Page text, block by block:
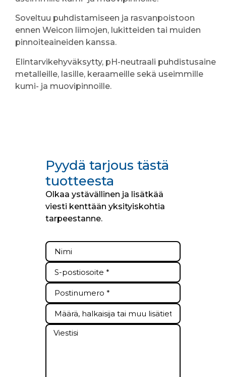
Soveltuu puhdistamiseen ja rasvanpoistoon
ennen Weicon liimojen, lukitteiden tai muiden
pinnoiteaineiden kanssa.
Elintarvikehyväksytty, pH-neutraali puhdistusaine
metalleille, lasille, keraameille sekä useimmille
kumi- ja muovipinnoille.
Pyydä tarjous tästä
tuotteesta
Olkaa ystävällinen ja lisätkää
viesti kenttään yksityiskohtia
tarpeestanne.